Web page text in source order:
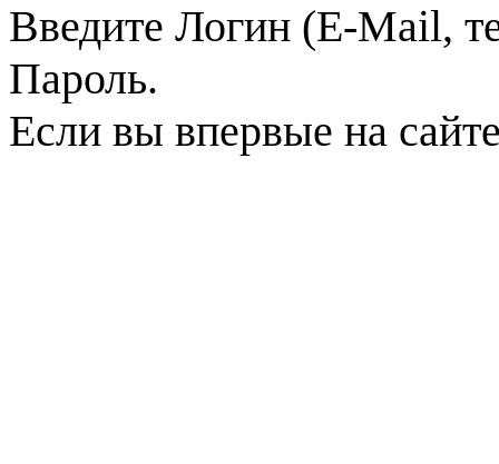
Введите Логин (E-Mail,
Пароль.
Если вы впервые на